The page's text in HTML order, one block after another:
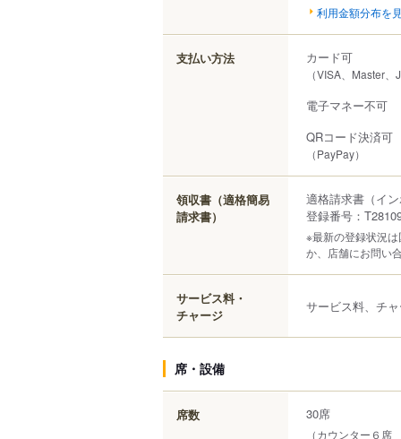
利用金額分布を
支払い方法 カード可
（VISA、Master
電子マネー不可
QRコード決済可
（PayPay）
領収書（適格簡易
請求書）
適格請求書（イ
登録番号：
※最新の登録状況
か、店舗にお問い
サービス料・
チャージ
サービス料、チ
席・設備
席数 30席
（カウンター６